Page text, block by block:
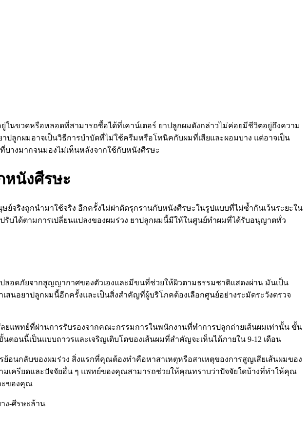
ในขวดหรือหลอดที่สามารถซื้อได้ที่เคาน์เตอร์ ยาปลูกผมดังกล่าวไม่ค่อยมีชีวิตอยู่ถึงความ
กผมอาจเป็นวิธีการบำบัดที่ไม่ใช้ครีมหรือโทนิคกับผมที่เสียและผอมบาง แต่อาจเป็น
างมากจนมองไม่เห็นหลังจากใช้กับหนังศีรษะ
หนังศีรษะ
ริงถูกนำมาใช้จริง อีกครั้งไม่ผ่าตัดรุกรานกับหนังศีรษะในรูปแบบที่ไม่ซ้ำกันเว้นระยะใน
ได้ตามการเปลี่ยนแปลงของผมร่วง ยาปลูกผมนี้มีให้ในศูนย์ทำผมที่ได้รับอนุญาตทั่ว
ลอดภัยจากสูญญากาศของตัวเองและมีขนที่ช่วยให้ผิวตามธรรมชาติแสดงผ่าน มันเป็น
อยาปลูกผมนี้อีกครั้งและเป็นสิ่งสำคัญที่ผู้บริโภคต้องเลือกศูนย์อย่างระมัดระวังตรวจ
แพทย์ที่ผ่านการรับรองจากคณะกรรมการในพนักงานที่ทำการปลูกถ่ายเส้นผมเท่านั้น ขั้น
นนี้เป็นแบบถาวรและเจริญเติบโตของเส้นผมที่สำคัญจะเห็นได้ภายใน 9-12 เดือน
นกลับของผมร่วง สิ่งแรกที่คุณต้องทำคือหาสาเหตุหรือสาเหตุของการสูญเสียเส้นผมของ
เครียดและปัจจัยอื่น ๆ แพทย์ของคุณสามารถช่วยให้คุณทราบว่าปัจจัยใดบ้างที่ทำให้คุณ
ะของคุณ
าง-ศีรษะล้าน